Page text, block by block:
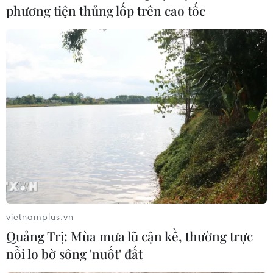
Khẳng định vị thế, nỗ lực của Việt Nam
trong thúc đẩy Quyền con Người
12/10/2022 00:04
Thứ trưởng Ngoại giao Phạm Quang Hiệu khẳng định
việc Việt Nam được Đại hội đồng Liên hợp quốc bầu
vào Hội đồng Nhân quyền có ý nghĩa hết sức to lớn,
khẳng định sự công nhận vị thế của Việt Nam.
phương tiện thủng lốp trên cao tốc
vietnamplus.vn
Quảng Trị: Mùa mưa lũ cận kề, thường trực
nỗi lo bờ sông 'nuốt' đất